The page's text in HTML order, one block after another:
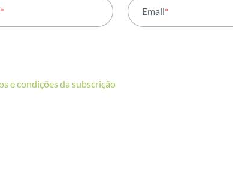
* Email*
e condições da subscrição